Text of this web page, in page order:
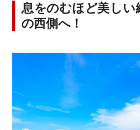
息をのむほど美し
の西側へ！